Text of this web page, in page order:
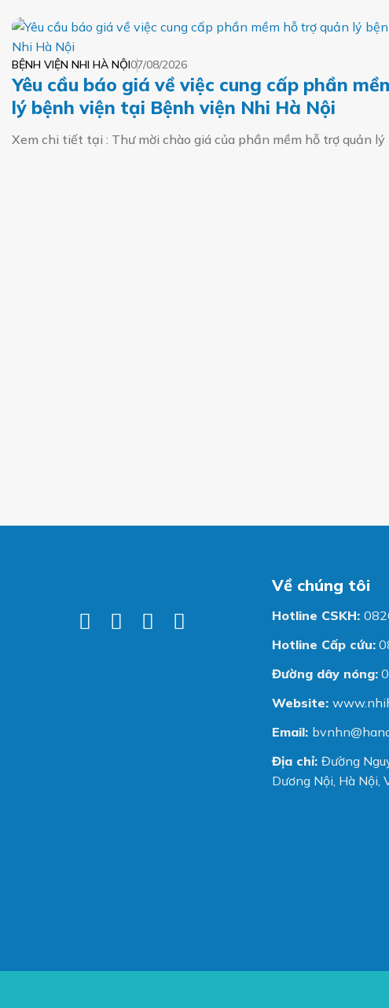
BỆNH VIỆN NHI HÀ NỘI07/08/2026
Yêu cầu báo giá về việc cung cấp phần
lý bệnh viện tại Bệnh viện Nhi Hà Nội
Xem chi tiết tại : Thư mời chào giá của phần mềm hỗ trợ quản lý
Về chúng tôi
Hotline CSKH:
Hotline Cấp cứu:
Đường dây nóng:
Website:
Email:
Địa chỉ: Đường
Dương Nội, Hà Nội,